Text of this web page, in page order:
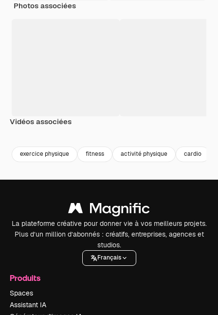
Photos associées
Vidéos associées
exercice physique fitness activité physique cardio
La plateforme créative pour donner vie à vos meilleurs projets.
Plus d’un million d’abonnés : créatifs, entreprises, agences et
studios.
Français
Produits
Spaces
Assistant IA